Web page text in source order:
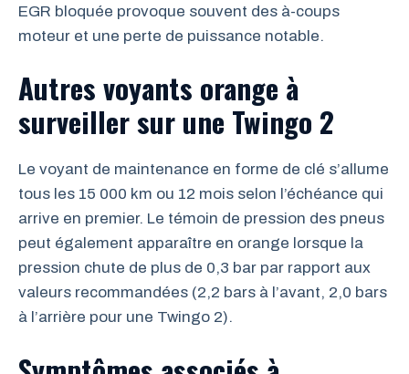
EGR bloquée provoque souvent des à-coups
moteur et une perte de puissance notable.
Autres voyants orange à
surveiller sur une Twingo 2
Le voyant de maintenance en forme de clé s’allume
tous les 15 000 km ou 12 mois selon l’échéance qui
arrive en premier. Le témoin de pression des pneus
peut également apparaître en orange lorsque la
pression chute de plus de 0,3 bar par rapport aux
valeurs recommandées (2,2 bars à l’avant, 2,0 bars
à l’arrière pour une Twingo 2).